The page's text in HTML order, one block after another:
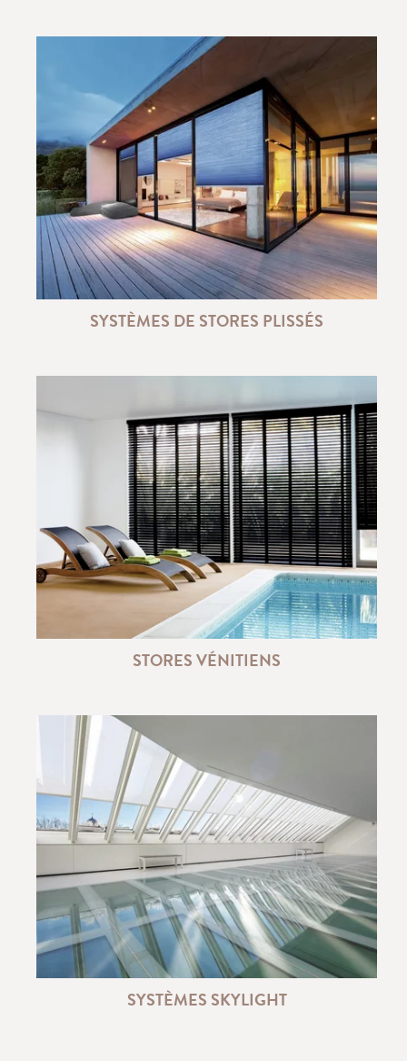
SYSTÈMES DE STORES PLISSÉS
STORES VÉNITIENS
SYSTÈMES SKYLIGHT